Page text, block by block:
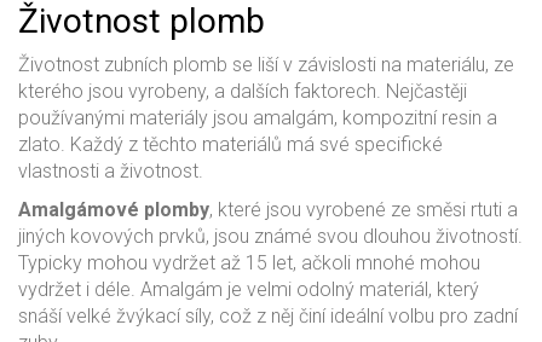
Životnost plomb
Životnost zubních plomb se liší v závislosti na materiálu, ze
kterého jsou vyrobeny, a dalších faktorech. Nejčastěji
používanými materiály jsou amalgám, kompozitní resin a
zlato. Každý z těchto materiálů má své specifické
vlastnosti a životnost.
Amalgámové plomby, které jsou vyrobené ze směsi rtuti a
jiných kovových prvků, jsou známé svou dlouhou životností.
Typicky mohou vydržet až 15 let, ačkoli mnohé mohou
vydržet i déle. Amalgám je velmi odolný materiál, který
snáší velké žvýkací síly, což z něj činí ideální volbu pro zadní